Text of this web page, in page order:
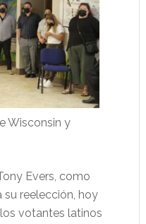
Wisconsin y
Evers, como
su reelección, hoy
votantes latinos